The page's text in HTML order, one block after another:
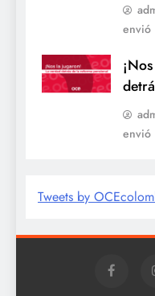
envió
envió
Tweets by